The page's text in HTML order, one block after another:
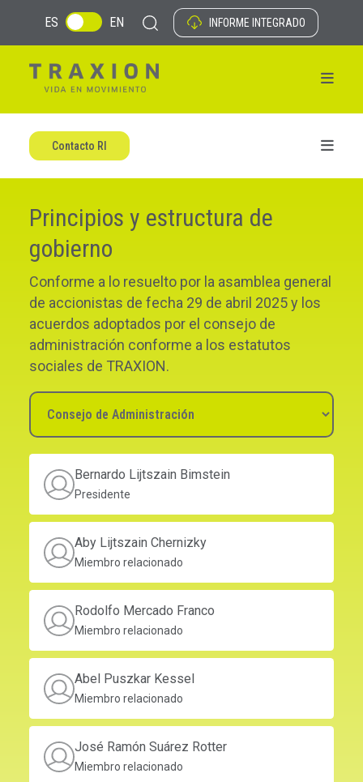
ES EN INFORME INTEGRADO
Contacto RI
Principios y estructura de
gobierno
Conforme a lo resuelto por la asamblea general
de accionistas de fecha 29 de abril 2025y los
acuerdos adoptados por el consejo de
administración conforme a los estatutos
sociales de TRAXION.
Bernardo Lijtszain Bimstein
Presidente
Aby Lijtszain Chernizky
Miembro relacionado
Rodolfo Mercado Franco
Miembro relacionado
Abel Puszkar Kessel
Miembro relacionado
José Ramón Suárez Rotter
Miembro relacionado